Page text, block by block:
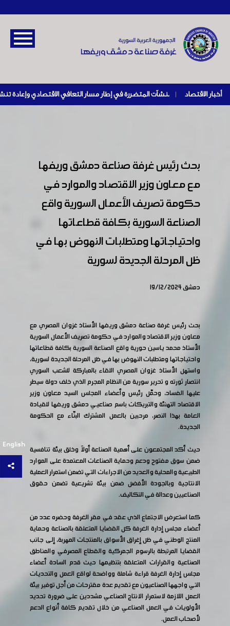
أخبار الاقتصاد |
English
بحث رئيس غرفة صناعة دمشق وريفها
مع معاون وزير الاقتصاد والموارد في
حكومة تصريف الأعمال السورية واقع
الصناعة السورية بكافة قطاعاتها
واحتياجاتها ومتطلبات النهوض بها في
ظل المرحلة الجديدة لسورية
دمشق 19/12/2024
بحث رئيس غرفة صناعة دمشق وريفها الأستاذ غزوان المصري مع
معاون وزير الاقتصاد والموارد في حكومة تصريف الأعمال السورية
الأستاذ محمد ياسين حورية واقع الصناعة السورية بكافة قطاعاتها
واحتياجاتها ومتطلبات النهوض بها في ظل المرحلة الجديدة لسورية،
واستهل الأستاذ غزوان المصري اللقاء بالمباركة للشعب السوري
انتصار ثورته و تحرير سورية من النظام المجرم الذي خلف دولة سيطر
عليها الفساد، وحمّل رئيس وأعضاء المجلس السيد معاون وزير
الاقتصاد التهنئة والتبريكات باسم صناعيي دمشق وريفها للقيادة
العامة بهذا النصر، مرحبين بالعمل المشترك البنّاء مع الحكومة
الجديدة.
حيث أكد المجتمعون على أهمية الصناعة أولاً وخلق بيئة تنافسية
ضمن سوق مفتوح ودعم وحماية الصناعات المعتمدة على الموارد
الطبيعية والمحلية والعديد من الاجراءات التي تضمن استمرار العملية
الانتاجية وبالجودة الأفضل ضمن بيئة تشريعية تضمن حقوق
الصناعيين وعدالة في التكاليف.
كما استعرض الاجتماع الذي عقد في مقر الغرفة وحضره عدد من
أعضاء مجلس إدارة الغرفة كل القضايا المتعلقة بالصناعة وحماية
المنتج الوطني في ظل إغراق الأسواق بالمنتجات المهربة، إلى جانب
القضايا المرتبطة بالرسوم الجمركية والقطاع المصرفي والمناطق
الصناعية والقرارات المتعلقة بتنظيمها حيث قدم السادة أعضاء
مجلس إدارة الغرفة قراءة شاملة وواضحة لواقع العمل والتحديات
التي واجهها الصناعيون مع تقديم عدة مقترحات من أجل توفير بيئة
العمل اللازمة لاستمرار الانتاج الصناعي مشددين على ضرورة تحديد
الأولويات في العمل الصناعي من خلال تقديم كافة أنواع الدعم
لأصحاب العمل.